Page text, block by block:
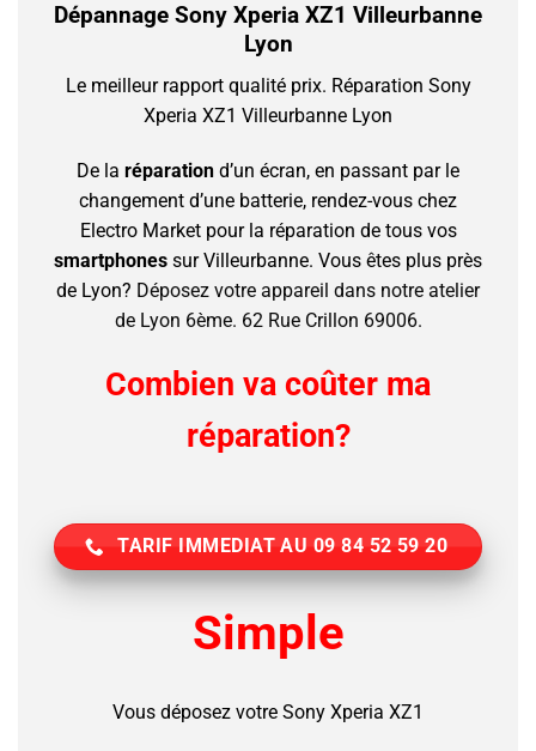
Dépannage Sony Xperia XZ1 Villeurbanne
Lyon
Le meilleur rapport qualité prix. Réparation Sony
Xperia XZ1 Villeurbanne Lyon
De la réparation d’un écran, en passant par le
changement d’une batterie, rendez-vous chez
Electro Market pour la réparation de tous vos
smartphones sur Villeurbanne. Vous êtes plus près
de Lyon? Déposez votre appareil dans notre atelier
de Lyon 6ème. 62 Rue Crillon 69006.
Combien va coûter ma
réparation?
TARIF IMMEDIAT AU 09 84 52 59 20
Simple
Vous déposez votre Sony Xperia XZ1